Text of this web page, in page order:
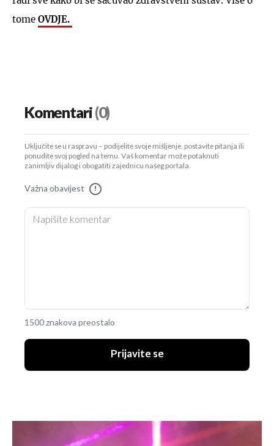
tome OVDJE.
Komentari(0)
Uključite se u raspravu – podijelite svoje mišljenje, postavite pitanja ili
ponudite svoj pogled na temu. Vaš komentar može potaknuti
zanimljiv dijalog i obogatiti zajednicu našeg portala.
Važna obavijest !
1500 znakova preostalo
Prijavite se